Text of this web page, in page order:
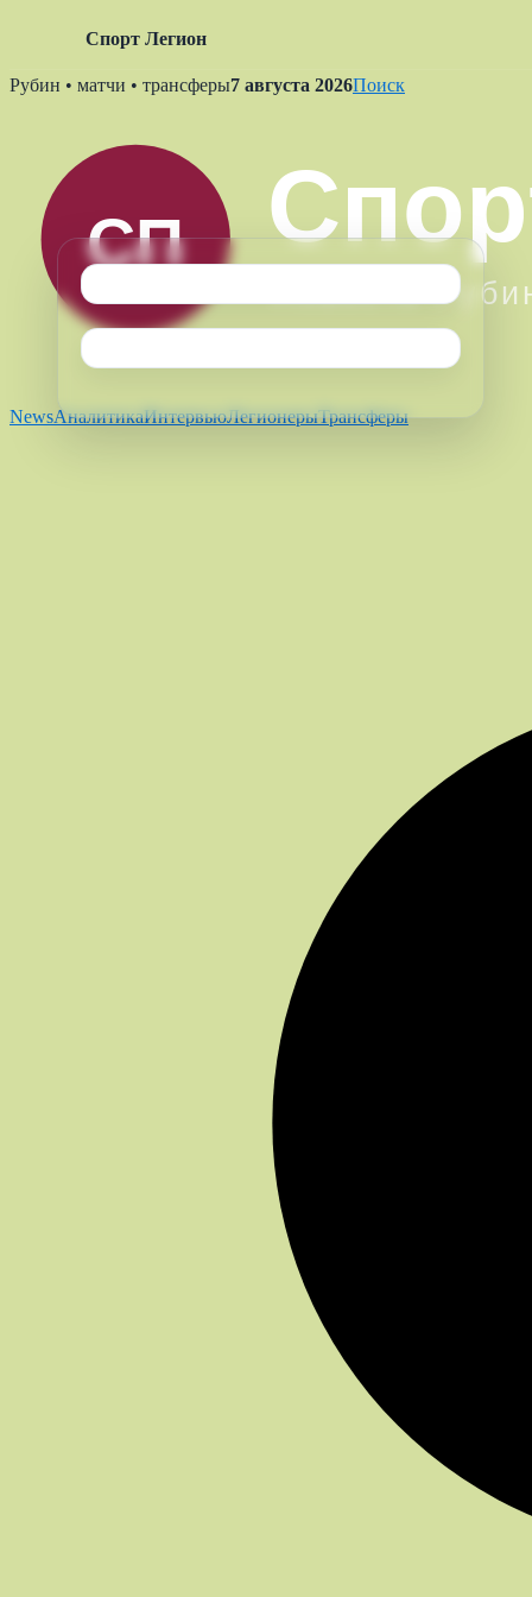
Спорт Легион
Skip
Рубин • матчи • трансферы7 августа 2026Поиск
NewsАналитикаИнтервьюЛегионерыТрансферы